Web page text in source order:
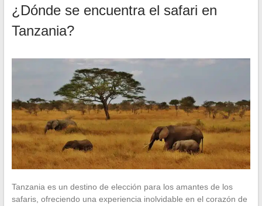
¿Dónde se encuentra el safari en
Tanzania?
Tanzania es un destino de elección para los amantes de los
safaris, ofreciendo una experiencia inolvidable en el corazón de